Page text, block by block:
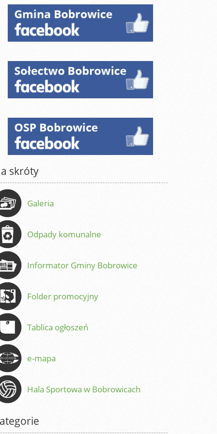
skróty
Galeria
Odpady komunalne
Informator Gminy Bobrowice
Folder promocyjny
Tablica ogłoszeń
e-mapa
Hala Sportowa w Bobrowicach